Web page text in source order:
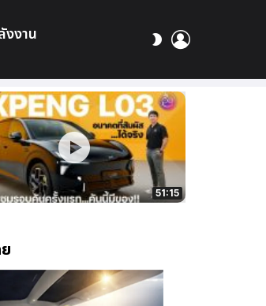
งงาน
สลับ
51:15